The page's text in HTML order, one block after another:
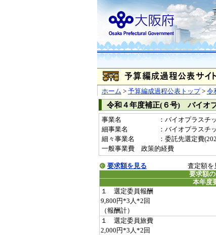
ホーム > 予算編成過程公表トップ> 令
令和４年度補正(６号) バイオ
事業名 ：バイオプラスチ
細事業名
：バイオプラスチ
細々事業名
：委託先選定費
一般事業費 政策的経費
要求額を見る 査定額を
要求額
本年度
１ 選定委員報酬
9,800円*3人*2回
（報酬計）
１ 選定委員旅費
2,000円*3人*2回